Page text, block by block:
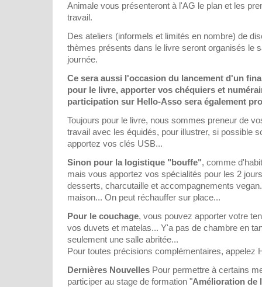
Animale vous présenteront à l'AG le plan et les
travail.
Des ateliers (informels et limités en nombre) de
thèmes présents dans le livre seront organisés le
journée.
Ce sera aussi l'occasion du lancement d'un
pour le livre, apporter vos chéquiers et
participation sur Hello-Asso sera également
Toujours pour le livre, nous sommes preneur de
travail avec les équidés, pour illustrer, si possible
apportez vos clés USB...
Sinon pour la logistique "bouffe", comme
mais vous apportez vos spécialités pour les 2
desserts, charcutaille et accompagnements
maison... On peut réchauffer sur place...
Pour le couchage, vous pouvez apporter votre
vos duvets et matelas... Y'a pas de chambre en
seulement une salle abritée...
Pour toutes précisions complémentaires, appelez
Dernières Nouvelles Pour permettre à certains
participer au stage de formation "Amélioration de